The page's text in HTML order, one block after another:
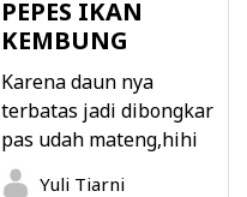
PEPES IKAN
KEMBUNG
Karena daun nya
terbatas jadi dibongkar
pas udah mateng,hihi
Yuli Tiarni